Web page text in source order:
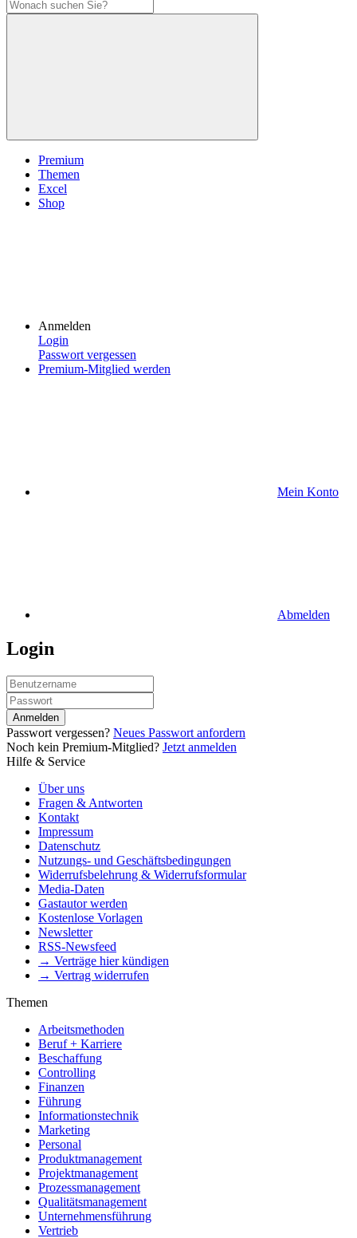
Premium
Themen
Excel
Shop
Anmelden
Login
Passwort vergessen
Premium-Mitglied werden
Mein Konto
Abmelden
Login
Anmelden
Passwort vergessen? Neues Passwort anfordern
Noch kein Premium-Mitglied? Jetzt anmelden
Hilfe & Service
Über uns
Fragen & Antworten
Kontakt
Impressum
Datenschutz
Nutzungs- und Geschäftsbedingungen
Widerrufsbelehrung & Widerrufsformular
Media-Daten
Gastautor werden
Kostenlose Vorlagen
Newsletter
RSS-Newsfeed
→ Verträge hier kündigen
→ Vertrag widerrufen
Themen
Arbeitsmethoden
Beruf + Karriere
Beschaffung
Controlling
Finanzen
Führung
Informationstechnik
Marketing
Personal
Produktmanagement
Projektmanagement
Prozessmanagement
Qualitätsmanagement
Unternehmensführung
Vertrieb